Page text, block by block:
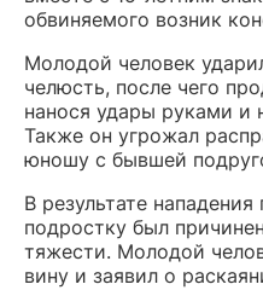
обвиняемого возник
Молодой человек
челюсть, после чего
нанося удары руками и
Также он угрожал
юношу с бывшей
В результате
подростку был
тяжести. Молодой
вину и заявил о